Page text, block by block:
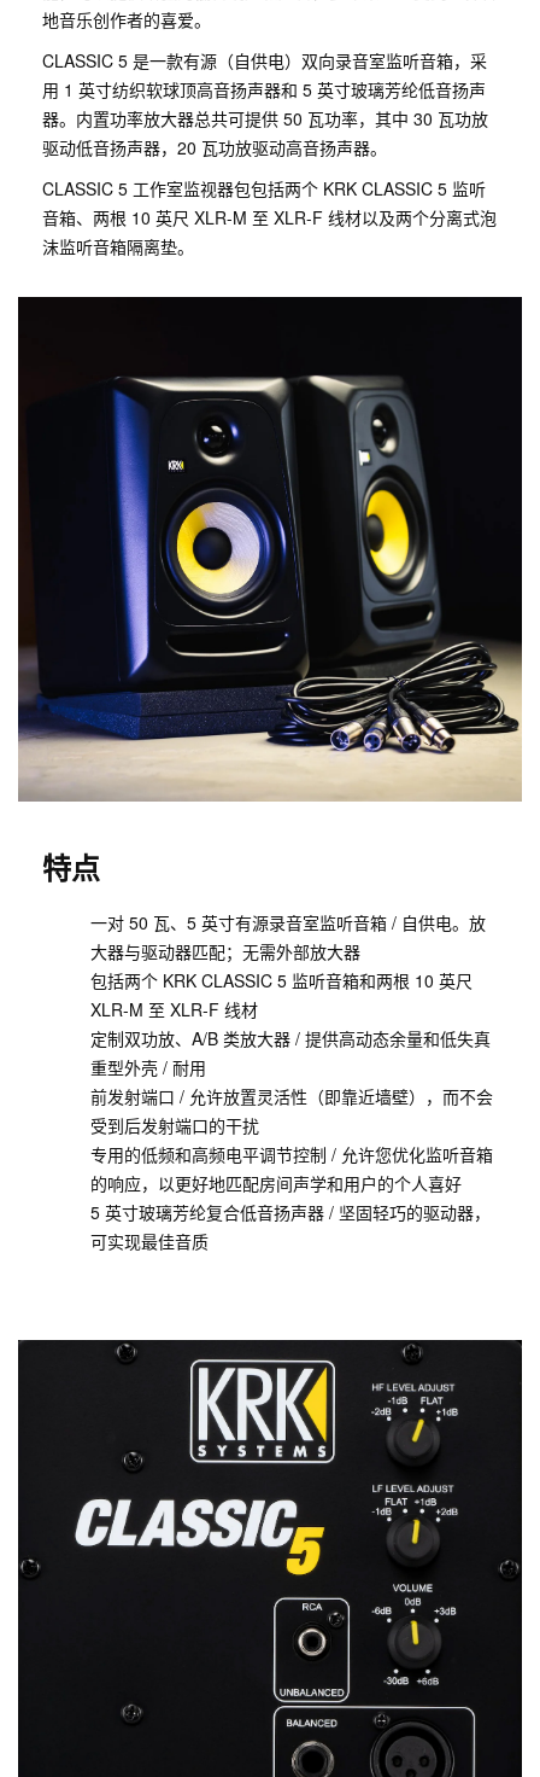
地音乐创作者的喜爱。
CLASSIC 5 是一款有源（自供电）双向录音室监听音箱，采
用 1 英寸纺织软球顶高音扬声器和 5 英寸玻璃芳纶低音扬声
器。内置功率放大器总共可提供 50 瓦功率，其中 30 瓦功放
驱动低音扬声器，20 瓦功放驱动高音扬声器。
CLASSIC 5 工作室监视器包包括两个 KRK CLASSIC 5 监听
音箱、两根 10 英尺 XLR-M 至 XLR-F 线材以及两个分离式泡
沫监听音箱隔离垫。
特点
一对 50 瓦、5 英寸有源录音室监听音箱 / 自供电。放
大器与驱动器匹配；无需外部放大器
包括两个 KRK CLASSIC 5 监听音箱和两根 10 英尺
XLR-M 至 XLR-F 线材
定制双功放、A/B 类放大器 / 提供高动态余量和低失真
重型外壳 / 耐用
前发射端口 / 允许放置灵活性（即靠近墙壁），而不会
受到后发射端口的干扰
专用的低频和高频电平调节控制 / 允许您优化监听音箱
的响应，以更好地匹配房间声学和用户的个人喜好
5 英寸玻璃芳纶复合低音扬声器 / 坚固轻巧的驱动器，
可实现最佳音质